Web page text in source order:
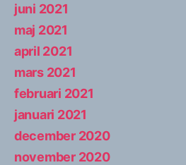
juni 2021
maj 2021
april 2021
mars 2021
februari 2021
januari 2021
december 2020
november 2020